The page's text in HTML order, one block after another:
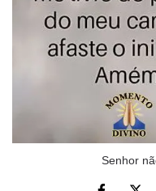
Senhor